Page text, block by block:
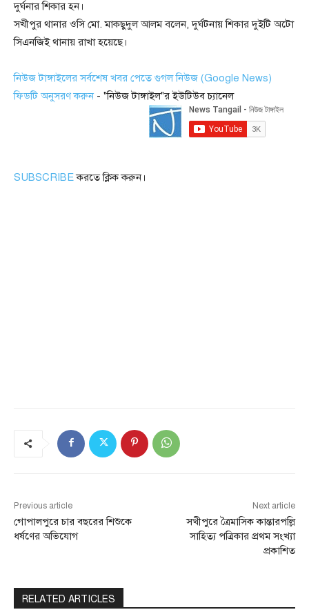
দুর্ঘনার শিকার হন।
সখীপুর থানার ওসি মো. মাকছুদুল আলম বলেন, দুর্ঘটনায় শিকার দুইটি অটো
সিএনজিই থানায় রাখা হয়েছে।
নিউজ টাঙ্গাইলের সর্বশেষ খবর পেতে গুগল নিউজ (Google News)
ফিডটি অনুসরণ করুন - "নিউজ টাঙ্গাইল"র ইউটিউব চ্যানেল
SUBSCRIBEকরতে ক্লিক করুন।
Previous article
গোপালপুরে চার বছরের শিশুকে
ধর্ষণের অভিযোগ
Next article
সখীপুরে ত্রৈমাসিক কান্তারপল্লি
সাহিত্য পত্রিকার প্রথম সংখ্যা
প্রকাশিত
RELATED ARTICLES